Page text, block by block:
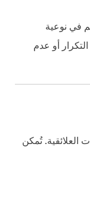
في نوعية
أو عدم
العلائقية. تُمكن